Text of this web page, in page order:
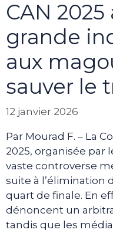
CAN
grande
aux
sauver le
12 janvier 2026
Par Mourad F. – La
2025, organisée par
vaste controverse
suite à l’élimination
quart de finale. En
dénoncent un
tandis que les